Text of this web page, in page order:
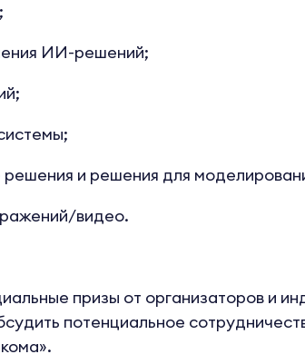
ИИ-решений;
и решения для
видео.
призы от организаторов и
потенциальное